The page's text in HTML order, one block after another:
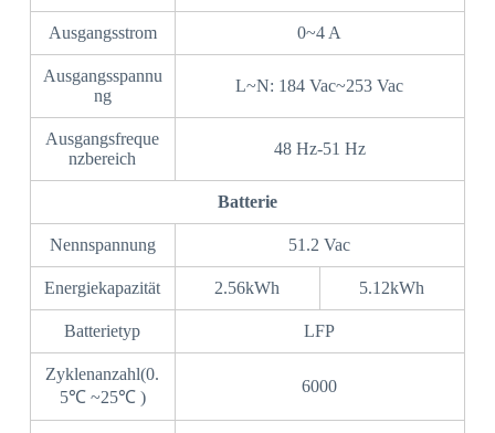
Ausgangsstrom 0~4 A
Ausgangsspannu
ng
L~N: 184 Vac~253 Vac
Ausgangsfreque
nzbereich
48 Hz-51 Hz
Batterie
Nennspannung 51.2 Vac
Energiekapazität 2.56kWh 5.12kWh
Batterietyp LFP
Zyklenanzahl(0.
5℃ ~25℃ )
6000